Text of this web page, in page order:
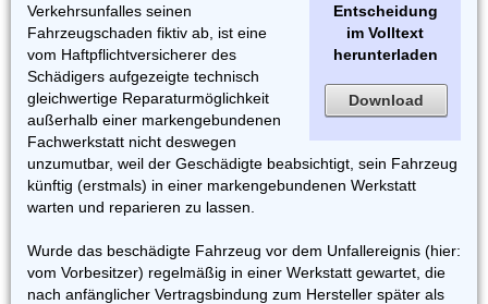
Entscheidung
im Volltext
herunterladen
Download
Verkehrsunfalles seinen
Fahrzeugschaden fiktiv ab, ist eine
vom Haftpflichtversicherer des
Schädigers aufgezeigte technisch
gleichwertige Reparaturmöglichkeit
außerhalb einer markengebundenen
Fachwerkstatt nicht deswegen
unzumutbar, weil der Geschädigte beabsichtigt, sein Fahrzeug
künftig (erstmals) in einer markengebundenen Werkstatt
warten und reparieren zu lassen.
Wurde das beschädigte Fahrzeug vor dem Unfallereignis (hier:
vom Vorbesitzer) regelmäßig in einer Werkstatt gewartet, die
nach anfänglicher Vertragsbindung zum Hersteller später als